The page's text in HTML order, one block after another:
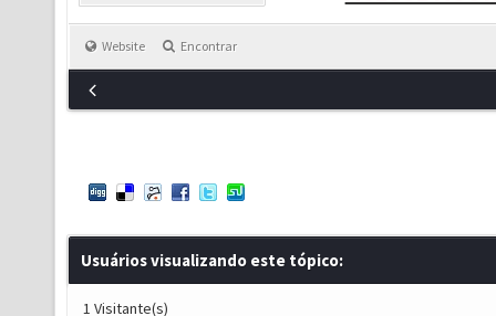
Website Encontrar
Usuários visualizando este tópico:
1 Visitante(s)